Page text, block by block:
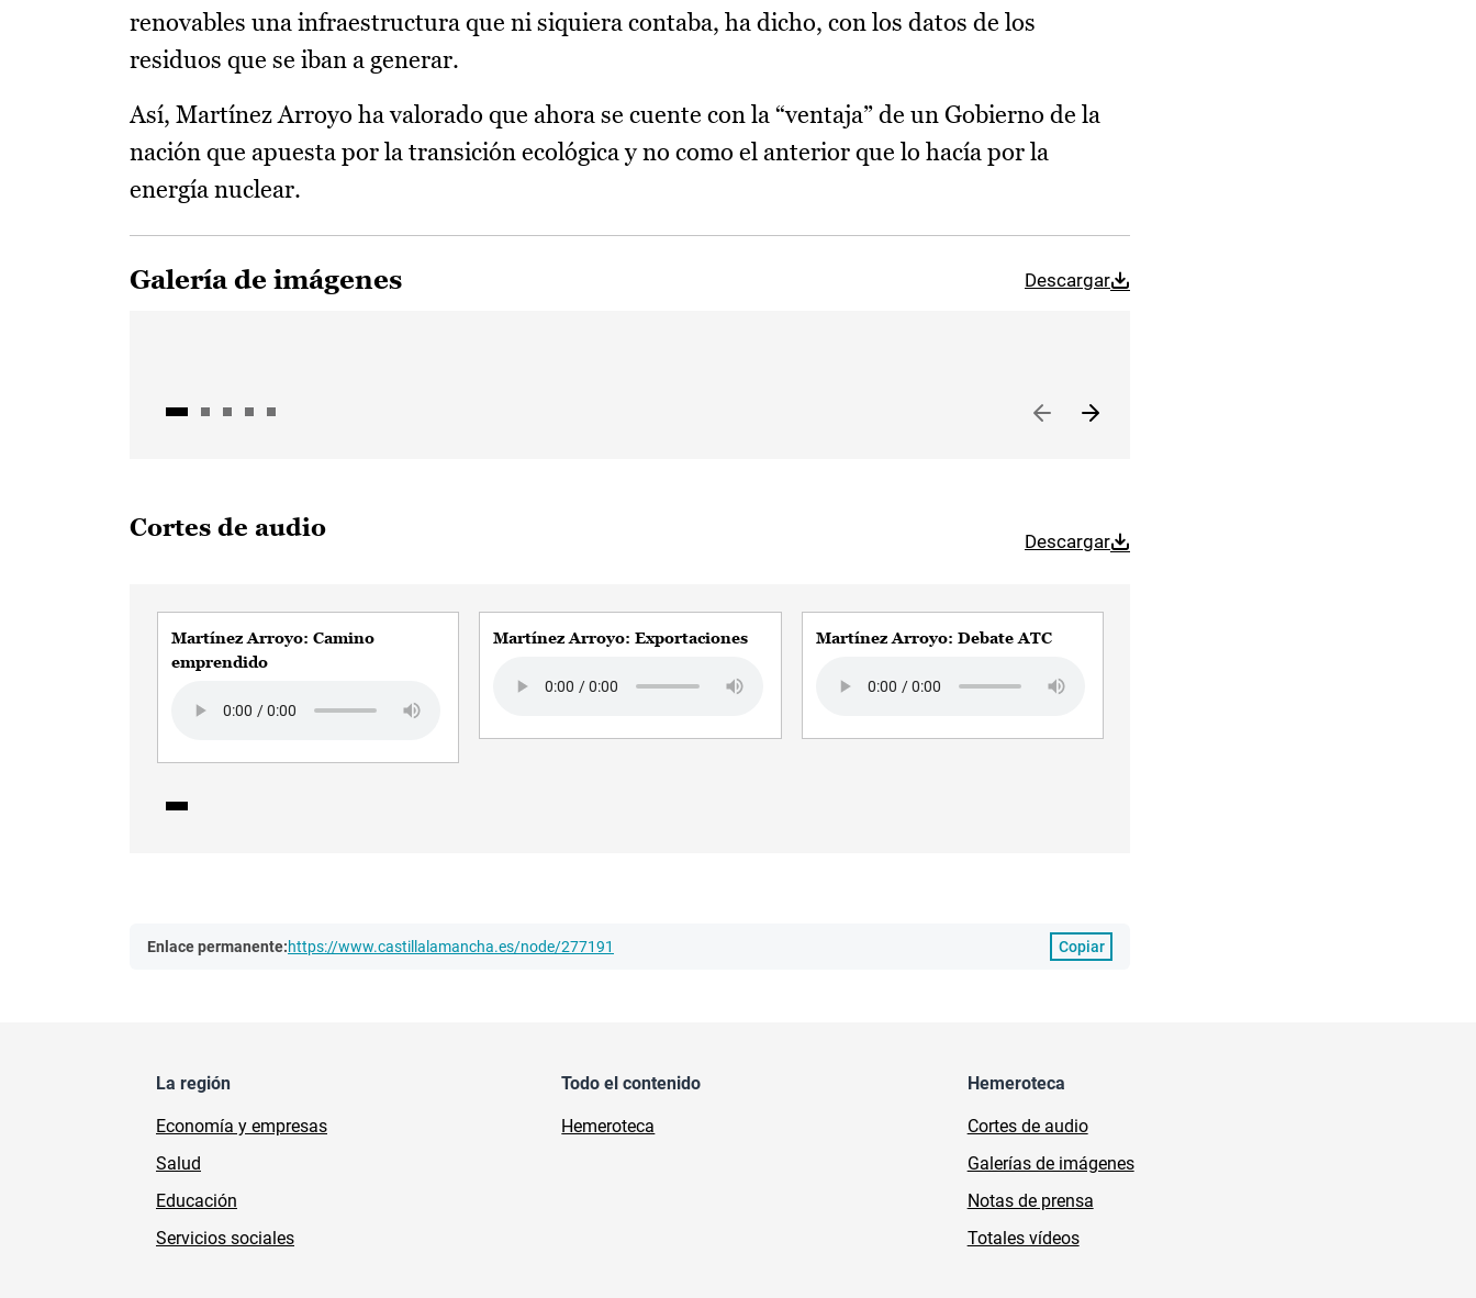
renovables una infraestructura que ni siquiera contaba, ha dicho, con los datos de los
residuos que se iban a generar.
Así, Martínez Arroyo ha valorado que ahora se cuente con la “ventaja” de un Gobierno de la
nación que apuesta por la transición ecológica y no como el anterior que lo hacía por la
energía nuclear.
Galería de imágenes Descargar
Cortes de audio Descargar
Martínez Arroyo: Camino
emprendido
Martínez Arroyo: Exportaciones Martínez Arroyo: Debate ATC
Enlace permanente:https://www.castillalamancha.es/node/277191 Copiar
La región
Economía y empresas
Salud
Educación
Servicios sociales
Todo el contenido
Hemeroteca
Hemeroteca
Cortes de audio
Galerías de imágenes
Notas de prensa
Totales vídeos